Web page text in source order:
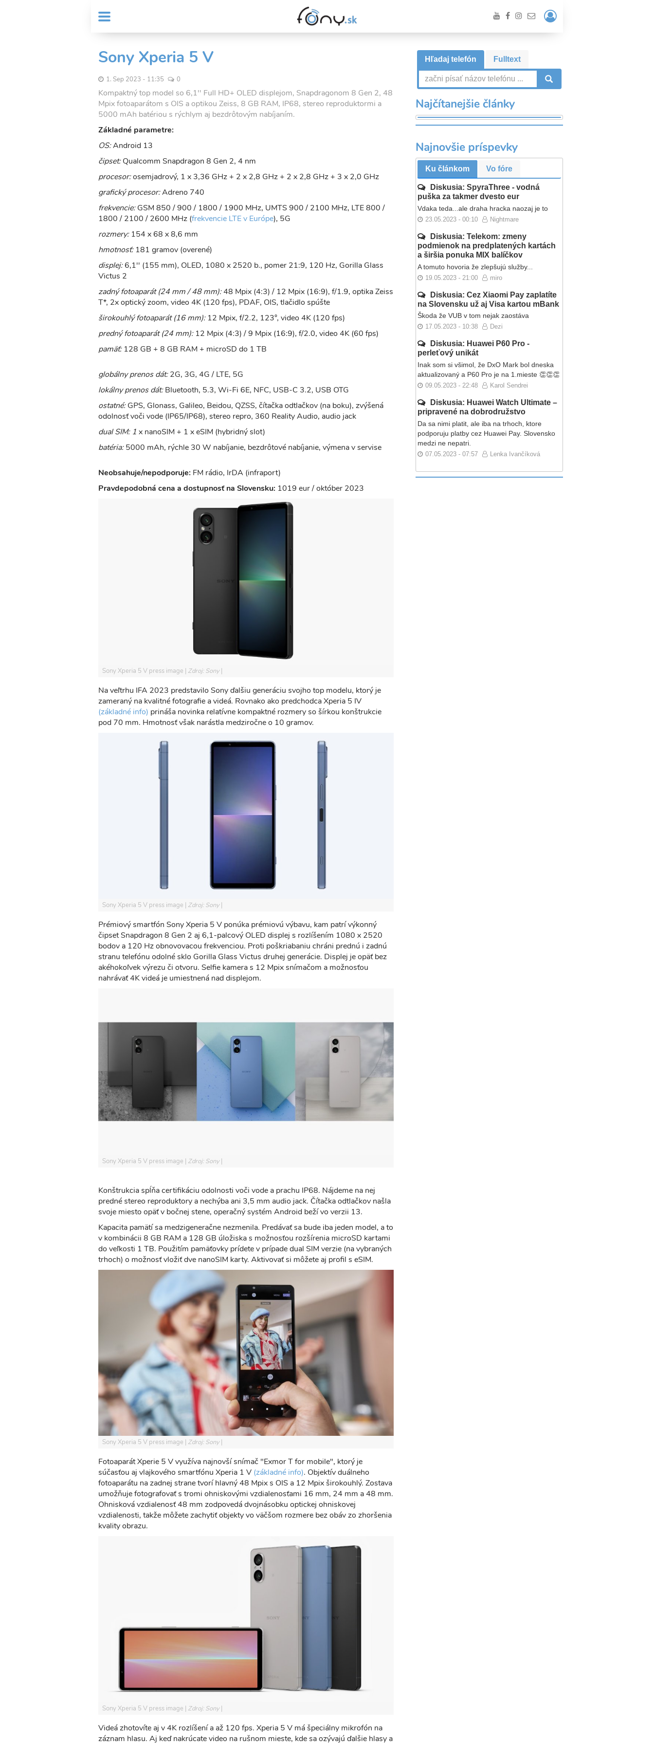
MENU
Header
menu
User
account
Prihlásiť
/
Registrácia
Sony Xperia 5 V
1. Sep 2023 - 11:35 0
Kompaktný top model so 6,1'' Full HD+ OLED displejom, Snapdragonom 8 Gen 2, 48
Mpix fotoaparátom s OIS a optikou Zeiss, 8 GB RAM, IP68, stereo reproduktormi a
5000 mAh batériou s rýchlym aj bezdrôtovým nabíjaním.
Základné parametre:
OS:Android 13
čipset:Qualcomm Snapdragon 8 Gen 2, 4 nm
procesor:osemjadrový, 1 x 3,36 GHz + 2 x 2,8 GHz + 2 x 2,8 GHz + 3 x 2,0 GHz
grafický procesor:Adreno 740
frekvencie:GSM 850 / 900 / 1800 / 1900 MHz, UMTS 900 / 2100 MHz, LTE 800 /
1800 / 2100 / 2600 MHz (frekvencie LTE v Európe), 5G
rozmery: 154 x 68 x 8,6 mm
hmotnosť:181 gramov (overené)
displej:6,1'' (155 mm), OLED, 1080 x 2520 b., pomer 21:9, 120 Hz, Gorilla Glass
Victus 2
zadný fotoaparát (24 mm / 48 mm):48 Mpix (4:3) / 12 Mpix (16:9), f/1.9, optika Zeiss
T*, 2x optický zoom, video 4K (120 fps), PDAF, OIS, tlačidlo spúšte
širokouhlý fotoaparát (16 mm): 12 Mpix, f/2.2, 123°, video 4K (120 fps)
predný fotoaparát (24 mm): 12 Mpix (4:3) / 9 Mpix (16:9), f/2.0, video 4K (60 fps)
pamäť: 128 GB + 8 GB RAM + microSD do 1 TB
globálny prenos dát:2G, 3G, 4G / LTE, 5G
lokálny prenos dát:Bluetooth, 5.3, Wi-Fi 6E, NFC, USB-C 3.2, USB OTG
ostatné:GPS, Glonass, Galileo, Beidou, QZSS, čítačka odtlačkov (na boku), zvýšená
odolnosť voči vode (IP65/IP68), stereo repro, 360 Reality Audio, audio jack
dual SIM: 1 x nanoSIM + 1 x eSIM (hybridný slot)
batéria:5000 mAh, rýchle 30 W nabíjanie, bezdrôtové nabíjanie, výmena v servise
Neobsahuje/nepodporuje: FM rádio, IrDA (infraport)
Pravdepodobná cena a dostupnosť na Slovensku: 1019 eur / október 2023
Sony Xperia 5 V press image Zdroj: Sony
Na veľtrhu IFA 2023 predstavilo Sony ďalšiu generáciu svojho top modelu, ktorý je
zameraný na kvalitné fotografie a videá. Rovnako ako predchodca Xperia 5 IV
(základné info) prináša novinka relatívne kompaktné rozmery so šírkou konštrukcie
pod 70 mm. Hmotnosť však narástla medziročne o 10 gramov.
Sony Xperia 5 V press image Zdroj: Sony
Prémiový smartfón Sony Xperia 5 V ponúka prémiovú výbavu, kam patrí výkonný
čipset Snapdragon 8 Gen 2 aj 6,1-palcový OLED displej s rozlíšením 1080 x 2520
bodov a 120 Hz obnovovacou frekvenciou. Proti poškriabaniu chráni prednú i zadnú
stranu telefónu odolné sklo Gorilla Glass Victus druhej generácie. Displej je opäť bez
akéhokoľvek výrezu či otvoru. Selfie kamera s 12 Mpix snímačom a možnosťou
nahrávať 4K videá je umiestnená nad displejom.
Sony Xperia 5 V press image Zdroj: Sony
Konštrukcia spĺňa certifikáciu odolnosti voči vode a prachu IP68. Nájdeme na nej
predné stereo reproduktory a nechýba ani 3,5 mm audio jack. Čítačka odtlačkov našla
svoje miesto opäť v bočnej stene, operačný systém Android beží vo verzii 13.
Kapacita pamätí sa medzigeneračne nezmenila. Predávať sa bude iba jeden model, a to
v kombinácii 8 GB RAM a 128 GB úložiska s možnosťou rozšírenia microSD kartami
do veľkosti 1 TB. Použitím pamäťovky prídete v prípade dual SIM verzie (na vybraných
trhoch) o možnosť vložiť dve nanoSIM karty. Aktivovať si môžete aj profil s eSIM.
Sony Xperia 5 V press image Zdroj: Sony
Fotoaparát Xperie 5 V využíva najnovší snímač "Exmor T for mobile", ktorý je
súčasťou aj vlajkového smartfónu Xperia 1 V (základné info). Objektív duálneho
fotoaparátu na zadnej strane tvorí hlavný 48 Mpix s OIS a 12 Mpix širokouhlý. Zostava
umožňuje fotografovať s tromi ohniskovými vzdialenosťami 16 mm, 24 mm a 48 mm.
Ohnisková vzdialenosť 48 mm zodpovedá dvojnásobku optickej ohniskovej
vzdialenosti, takže môžete zachytiť objekty vo väčšom rozmere bez obáv zo zhoršenia
kvality obrazu.
Sony Xperia 5 V press image Zdroj: Sony
Videá zhotovíte aj v 4K rozlíšení a až 120 fps. Xperia 5 V má špeciálny mikrofón na
záznam hlasu. Aj keď nakrúcate video na rušnom mieste, kde sa ozývajú ďalšie hlasy a
Hľadaj telefón Fulltext
Najčítanejšie články
Najnovšie príspevky
Ku článkom Vo fóre
Diskusia: SpyraThree - vodná
puška za takmer dvesto eur
Vdaka teda...ale draha hracka naozaj je to
23.05.2023 - 00:10 Nightmare
Diskusia: Telekom: zmeny
podmienok na predplatených kartách
a širšia ponuka MIX balíčkov
A tomuto hovoria že zlepšujú služby...
19.05.2023 - 21:00 miro
Diskusia: Cez Xiaomi Pay zaplatíte
na Slovensku už aj Visa kartou mBank
Škoda že VUB v tom nejak zaostáva
17.05.2023 - 10:38 Dezi
Diskusia: Huawei P60 Pro -
perleťový unikát
Inak som si všimol, že DxO Mark bol dneska
aktualizovaný a P60 Pro je na 1.mieste 👏👏👏
09.05.2023 - 22:48 Karol Sendrei
Diskusia: Huawei Watch Ultimate –
pripravené na dobrodružstvo
Da sa nimi platit, ale iba na trhoch, ktore
podporuju platby cez Huawei Pay. Slovensko
medzi ne nepatri.
07.05.2023 - 07:57 Lenka Ivančíková